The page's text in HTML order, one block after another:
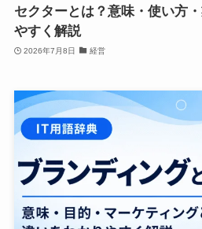
セクターとは？意味・使い方
やすく解説
2026年7月8日 経営